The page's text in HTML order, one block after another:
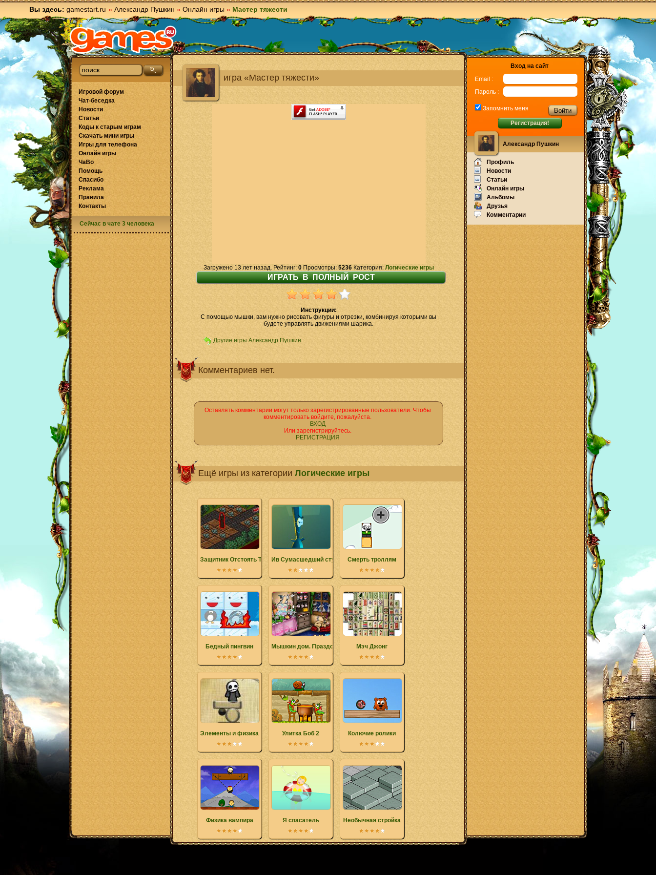
Вы здесь: gamestart.ru » Александр Пушкин » Онлайн игры » Мастер тяжести
игра «Мастер тяжести»
Загружено 13 лет назад. Рейтинг: 0Просмотры: 5236Категория: Логические игры
Инструкции:
С помощью мышки, вам нужно рисовать фигуры и отрезки, комбинируя которыми вы
будете управлять движениями шарика.
Другие игры Александр Пушкин
Комментариев нет.
Оставлять комментарии могут только зарегистрированные пользователи. Чтобы
комментировать войдите, пожалуйста.
ВХОД
Или зарегистрируйтесь.
РЕГИСТРАЦИЯ
Ещё игры из категории Логические игры
Защитник Отстоять Трон Ив Сумасшедший студентСмерть троллям
Бедный пингвин Мышкин дом. Праздование Мэч Джонг
Элементы и физика Улитка Боб 2 Колючие ролики
Физика вампира Я спасатель Необычная стройка
Игровой форум
Чат-беседка
Новости
Статьи
Коды к старым играм
Скачать мини игры
Игры для телефона
Онлайн игры
ЧаВо
Помощь
Спасибо
Реклама
Правила
Контакты
Сейчас в чате 3 человека
Вход на сайт
Email :
Пароль :
Запомнить меня
Регистрация!
Александр Пушкин
Профиль
Новости
Статьи
Онлайн игры
Альбомы
Друзья
Комментарии